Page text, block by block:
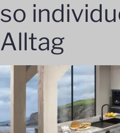
so
Alltag